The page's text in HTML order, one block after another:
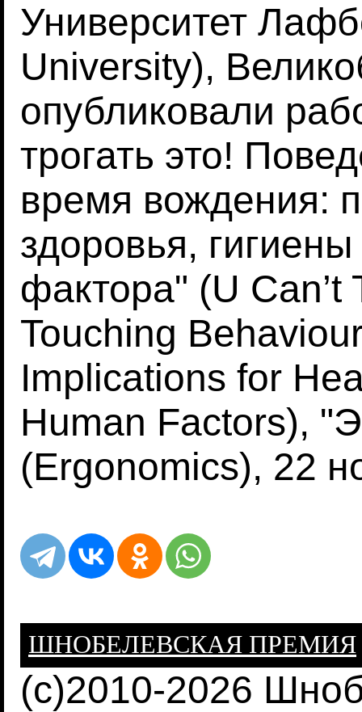
Университет
University),
опубликовали
трогать это!
время вождения:
здоровья,
фактора" (U Can’t
Touching
Implications for
Human Factors),
(Ergonomics), 22
ШНОБЕЛЕВСКАЯ ПРЕМИЯ
(c)2010-2026